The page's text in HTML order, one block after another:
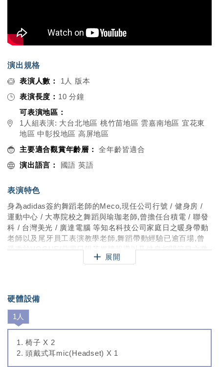
演出規格
表演人數：
1人 版本
表演長度： 10 分鐘
可表演地區：
1人組表演: 大台北地區 桃竹苗地區 雲嘉南地區 宜花東
地區 中彰投地區 高屏地區
主要適合觀賞年齡層：
全年齡皆適合
演出語言：
國語 英語
表演特色
身為adidas簽約舞蹈老師的Meco,現任公司行號 / 健身房 /
運動中心 / 大專院校之舞蹈與瑜珈老師,曾擔任台積電 / 聯發
科 / 台灣美光 / 廣達電腦 等知名科技公司家庭日之暖身帶動
老師以及尾牙員工表演教學老師,舞蹈帶動經驗已逾百場,曾
受邀於VOGUE/蘋果日報等媒體報導以及健身相關節目之邀
請擔任演出.若您需要一位家庭日/尾牙/各類形式活動之舞蹈
展開
硬體設備
1人
椅子 X 2
頭戴式耳mic(Headset) X 1